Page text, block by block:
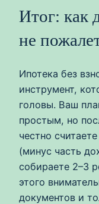
Итог: как
не
Ипотека без
инструмент,
головы. Ваш
простым, но
честно
(минус часть
собираете 2–3
этого
документов и